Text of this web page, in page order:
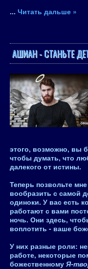
... Читать дальше »
АШИАН - СТАНЬТЕ
этого, возможно, вы
чтобы думать, что
далекого от истины.
Теперь позвольте
вообразить с самой
одиноки. У вас есть
работают с вами
ночь. Они здесь,
воплотить - ваше
У них разные роли:
работе, некоторые
божественному Я-